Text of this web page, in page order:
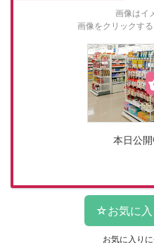
画像はイ
画像をクリックす
本日公
お気に入り